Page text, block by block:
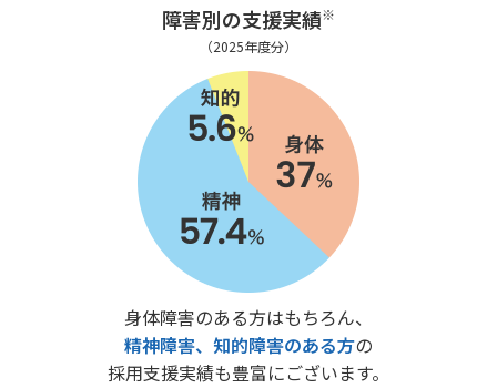
障害別の支援実績※
（2025年度分）
身体障害のある方はもちろん、
精神障害、知的障害のある方の
採用支援実績も豊富にございます。